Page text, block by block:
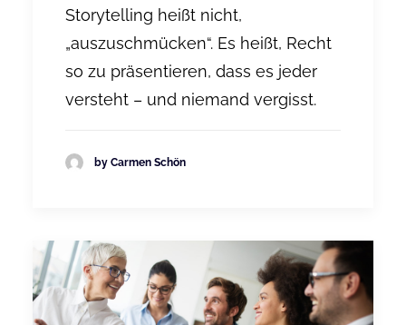
Storytelling heißt nicht,
„auszuschmücken“. Es heißt, Recht
so zu präsentieren, dass es jeder
versteht – und niemand vergisst.
by Carmen Schön